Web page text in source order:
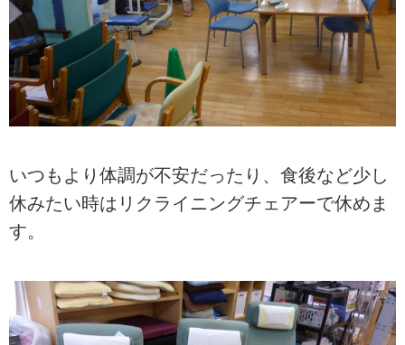
いつもより体調が不安だったり、食後など少し
休みたい時はリクライニングチェアーで休めま
す。